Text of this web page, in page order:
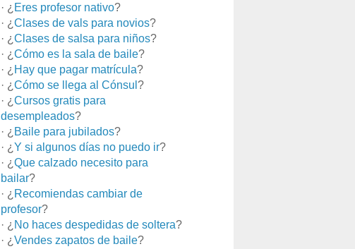
· ¿ Eres profesor nativo?
· ¿ Clases de vals para novios?
· ¿ Clases de salsa para niños?
· ¿ Cómo es la sala de baile?
· ¿ Hay que pagar matrícula?
· ¿ Cómo se llega al Cónsul ?
· ¿ Cursos gratis para
desempleados?
· ¿ Baile para jubilados?
· ¿ Y si algunos días no puedo ir?
· ¿ Que calzado necesito para
bailar?
· ¿ Recomiendas cambiar de
profesor?
· ¿ No haces despedidas de soltera?
· ¿ Vendes zapatos de baile?